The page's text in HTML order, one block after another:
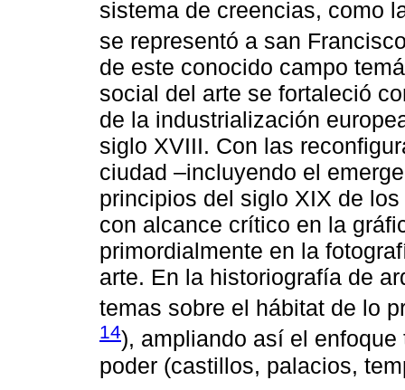
sistema de creencias, como
se representó a san
de este conocido campo
social del arte se fortaleció
de la industrialización
siglo XVIII. Con las
ciudad –incluyendo el
principios del siglo XIX de los
con alcance crítico en la
primordialmente en la
arte. En la historiografía de
temas sobre el hábitat de lo
14), ampliando así el
poder (castillos, palacios,